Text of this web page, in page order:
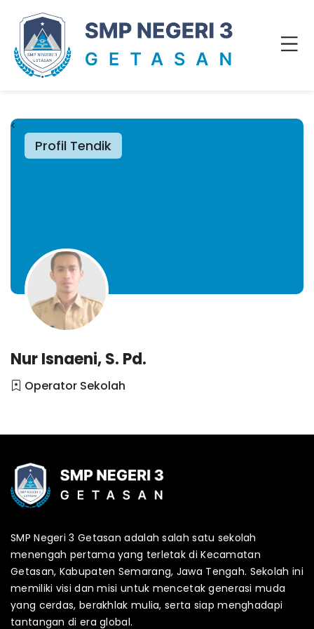
Profil Tendik
<
Nur Isnaeni, S. Pd.
Operator Sekolah
SMP Negeri 3 Getasan adalah salah satu sekolah
menengah pertama yang terletak di Kecamatan
Getasan, Kabupaten Semarang, Jawa Tengah. Sekolah ini
memiliki visi dan misi untuk mencetak generasi muda
yang cerdas, berakhlak mulia, serta siap menghadapi
tantangan di era global.